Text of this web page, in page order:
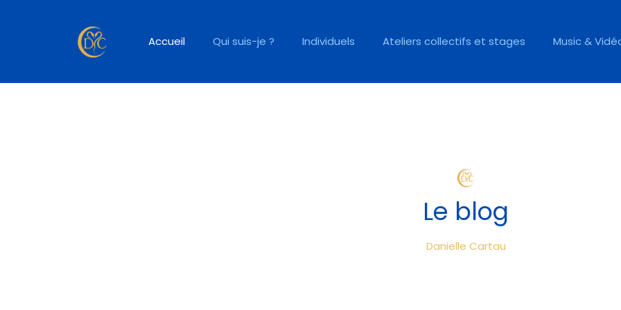
Accueil Qui suis-je ? Individuels Ateliers collectifs et stages Music &
Le blog
Danielle Cartau